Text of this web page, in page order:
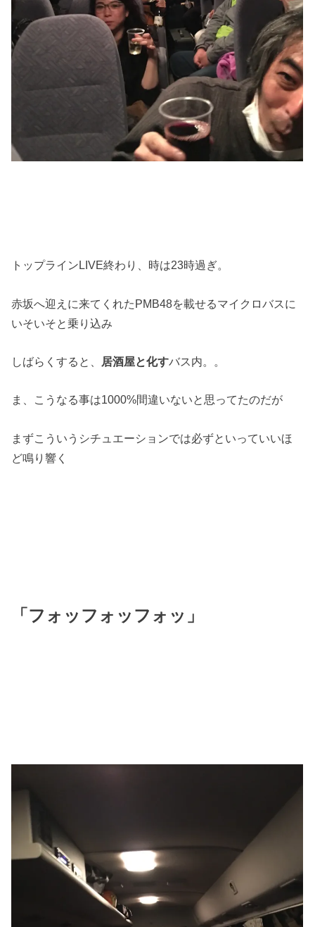
トップラインLIVE終わり、時は23時過ぎ。
赤坂へ迎えに来てくれたPMB48を載せるマイクロバスに
いそいそと乗り込み
しばらくすると、 居酒屋と化すバス内。。
ま、こうなる事は1000%間違いないと思ってたのだが
まずこういうシチュエーションでは必ずといっていいほ
ど鳴り響く
「フォッフォッフォッ」